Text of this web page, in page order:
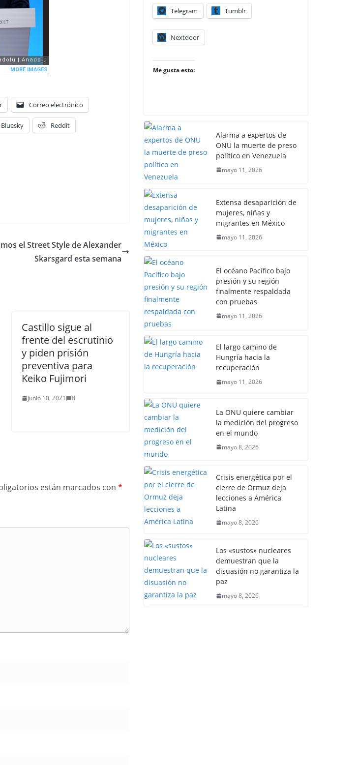
Correo electrónico
Bluesky Reddit
el Street Style de Alexander
Skarsgard esta semana
Castillo sigue al
frente del escrutinio
y piden prisión
preventiva para
Keiko Fujimori
junio 10, 2021 0
están marcados con *
Telegram Tumblr
Nextdoor
Me gusta esto:
Alarma a expertos de
ONU la muerte de preso
político en Venezuela
mayo 11, 2026
Extensa desaparición de
mujeres, niñas y
migrantes en México
mayo 11, 2026
El océano Pacífico bajo
presión y su región
finalmente respaldada
con pruebas
mayo 11, 2026
El largo camino de
Hungría hacia la
recuperación
mayo 11, 2026
La ONU quiere cambiar
la medición del progreso
en el mundo
mayo 8, 2026
Crisis energética por el
cierre de Ormuz deja
lecciones a América
Latina
mayo 8, 2026
Los «sustos» nucleares
demuestran que la
disuasión no garantiza la
paz
mayo 8, 2026